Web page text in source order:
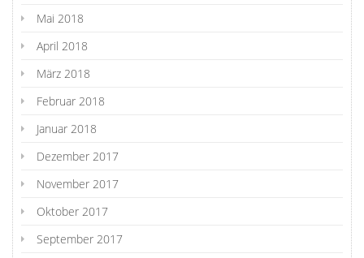
Mai 2018
April 2018
März 2018
Februar 2018
Januar 2018
Dezember 2017
November 2017
Oktober 2017
September 2017